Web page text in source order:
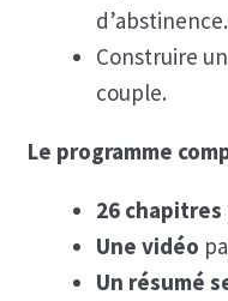
d’abstinence.
Construire
couple.
Le programme
26 chapitres
Une vidéo
Un résumé